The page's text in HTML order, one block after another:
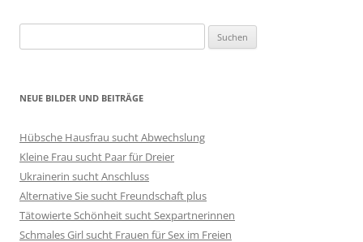
nach:
NEUE BILDER UND BEITRÄGE
Hübsche Hausfrau sucht Abwechslung
Kleine Frau sucht Paar für Dreier
Ukrainerin sucht Anschluss
Alternative Sie sucht Freundschaft plus
Tätowierte Schönheit sucht Sexpartnerinnen
Schmales Girl sucht Frauen für Sex im Freien